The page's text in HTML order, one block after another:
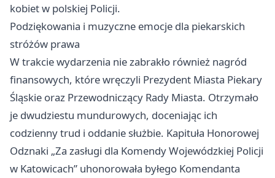
kobiet w polskiej Policji.
Podziękowania i muzyczne emocje dla piekarskich
stróżów prawa
W trakcie wydarzenia nie zabrakło również nagród
finansowych, które wręczyli Prezydent Miasta Piekary
Śląskie oraz Przewodniczący Rady Miasta. Otrzymało
je dwudziestu mundurowych, doceniając ich
codzienny trud i oddanie służbie. Kapituła Honorowej
Odznaki „Za zasługi dla Komendy Wojewódzkiej Policji
w Katowicach” uhonorowała byłego Komendanta